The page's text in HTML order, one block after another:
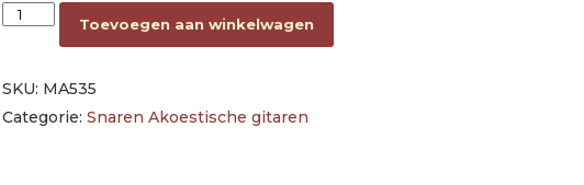
string set phosphor bronze, custom light 011-015-023-032-042-052 aantal
Toevoegen aan winkelwagen
SKU: MA535
Categorie: Snaren Akoestische gitaren